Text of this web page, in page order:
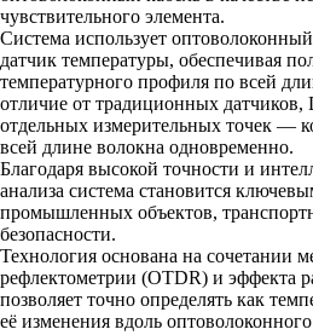
чувствительного элемента.
Система использует
датчик температуры, обеспечивая
температурного профиля по всей
отличие от традиционных датчиков,
отдельных измерительных точек —
всей длине волокна одновременно.
Благодаря высокой точности и
анализа система становится
промышленных объектов,
безопасности.
Технология основана на сочетании
рефлектометрии (OTDR) и эффекта
позволяет точно определять как
её изменения вдоль оптоволоконного